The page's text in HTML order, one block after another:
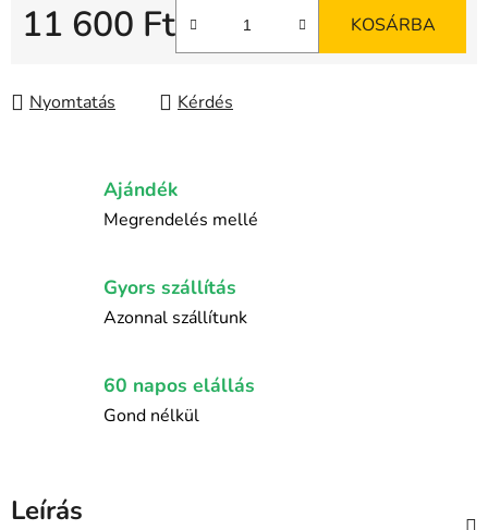
11 600 Ft KOSÁRBA
Nyomtatás Kérdés
Ajándék
Megrendelés mellé
Gyors szállítás
Azonnal szállítunk
60 napos elállás
Gond nélkül
Leírás